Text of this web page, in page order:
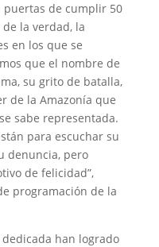
puertas de cumplir 50
la verdad, la
en los que se
que el nombre de
su grito de batalla,
de la Amazonía que
sabe representada.
para escuchar su
denuncia, pero
de felicidad”,
programación de la
han logrado